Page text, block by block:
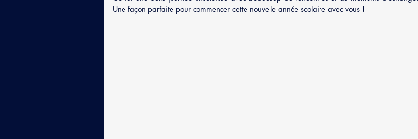
Une façon parfaite pour commencer cette nouvelle année scolaire avec vous !